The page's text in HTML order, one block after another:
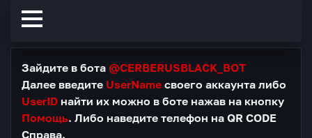
Зайдите в бота @CERBERUSBLACK_BOT
Далее введите UserName своего аккаунта либо
UserID найти их можно в боте нажав на кнопку
Помощь. Либо наведите телефон на QR CODE
Справа.